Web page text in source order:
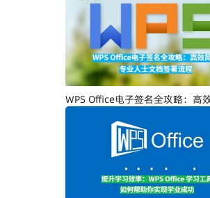
WPS Office电子签名全攻略：高